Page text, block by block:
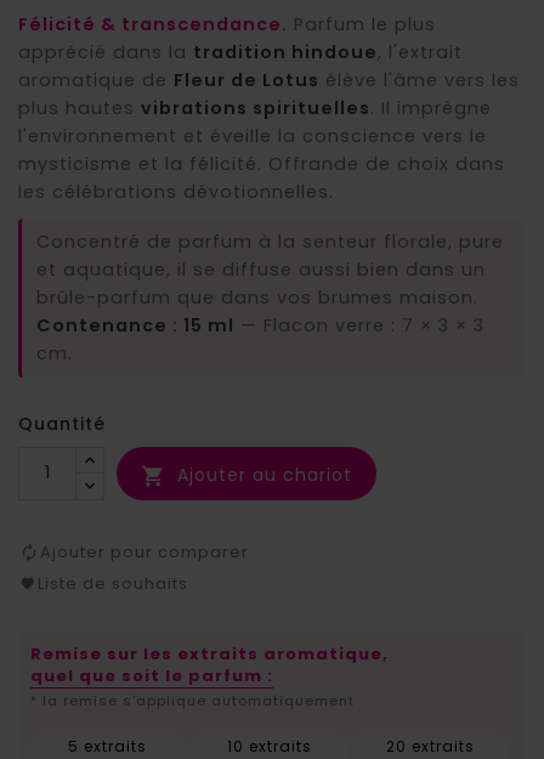
Félicité & transcendance. Parfum le plus
apprécié dans la tradition hindoue, l'extrait
aromatique de Fleur de Lotus élève l'âme vers les
plus hautes vibrations spirituelles. Il imprègne
l'environnement et éveille la conscience vers le
mysticisme et la félicité. Offrande de choix dans
les célébrations dévotionnelles.
Concentré de parfum à la senteur florale, pure
et aquatique, il se diffuse aussi bien dans un
brûle-parfum que dans vos brumes maison.
Contenance : 15 ml — Flacon verre : 7 × 3 × 3
cm.
Quantité
 Ajouter au chariot
Ajouter pour comparer
Liste de souhaits
Remise sur les extraits aromatique,
quel que soit le parfum :
* la remise s'applique automatiquement
5 extraits 10 extraits 20 extraits